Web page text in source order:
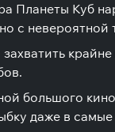
Планеты Куб
большого
даже в